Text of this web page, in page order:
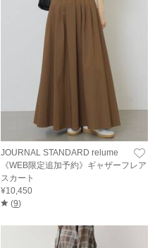
JOURNAL STANDARD relume
《WEB限定追加予約》ギャザーフレア
スカート
¥10,450
(9)